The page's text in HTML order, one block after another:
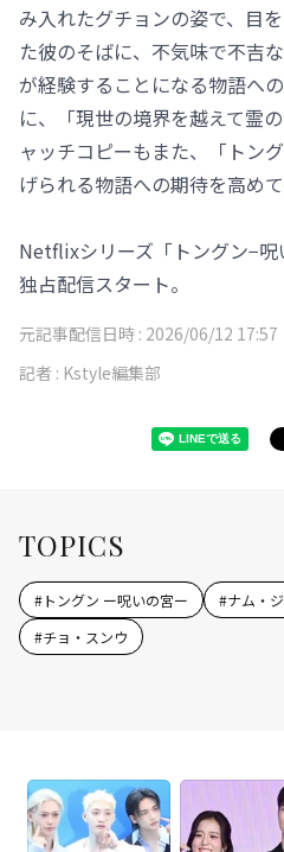
み入れたグチョンの姿で、目
た彼のそばに、不気味で不吉
が経験することになる物語へ
に、「現世の境界を越えて霊
ャッチコピーもまた、「トン
げられる物語への期待を高めて
Netflixシリーズ「トングン−
独占配信スタート。
元記事配信日時 : 2026/06/12 17:57
記者 : Kstyle編集部
TOPICS
#トングン ー呪いの宮ー #ナム・
#チョ・スンウ